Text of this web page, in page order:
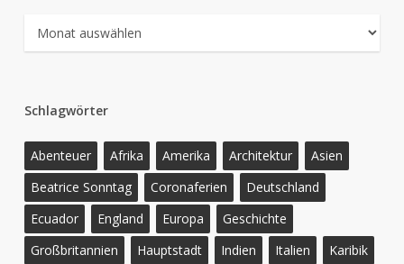
Archiv
Schlagwörter
Abenteuer Afrika Amerika Architektur
Asien
Beatrice Sonntag
Coronaferien
Deutschland
Ecuador
England Europa
Geschichte
Großbritannien
Hauptstadt Indien Italien Karibik